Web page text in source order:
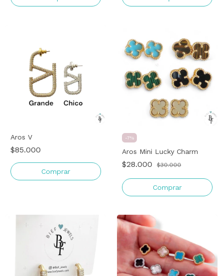
Aros V
$85.000
Comprar
-7%
Aros Mini Lucky Charm
$28.000 $30.000
Comprar